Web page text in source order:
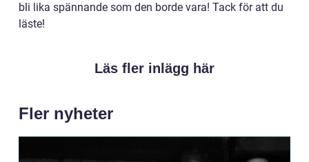
bli lika spännande som den borde vara! Tack för att du
läste!
Läs fler inlägg här
Fler nyheter